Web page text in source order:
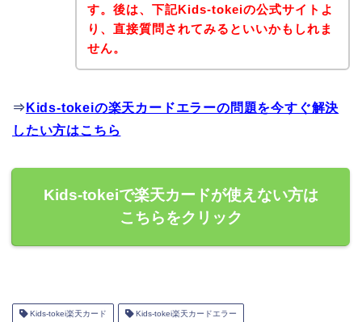
す。後は、下記Kids-tokeiの公式サイトよ
り、直接質問されてみるといいかもしれま
せん。
⇒ Kids-tokeiの楽天カードエラーの問題を今すぐ解決
したい方はこちら
Kids-tokeiで楽天カードが使えない方は
こちらをクリック
Kids-tokei楽天カード Kids-tokei楽天カードエラー